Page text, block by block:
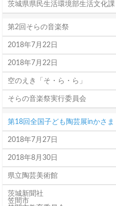
茨城県県民生活環境部生活文化課
第2回そらの音楽祭
2018年7月22日
2018年7月22日
空のえき「そ・ら・ら」
そらの音楽祭実行委員会
第18回全国子ども陶芸展inかさま
2018年7月27日
2018年8月30日
県立陶芸美術館
茨城新聞社
笠間市